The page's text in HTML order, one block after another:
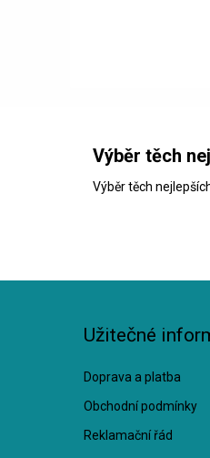
Výběr těch
Výběr těch
Užitečné
Doprava a platba
Obchodní podmínky
Reklamační řád